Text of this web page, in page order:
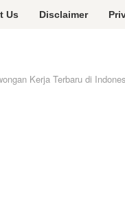
Us Disclaimer
Kerja Terbaru di